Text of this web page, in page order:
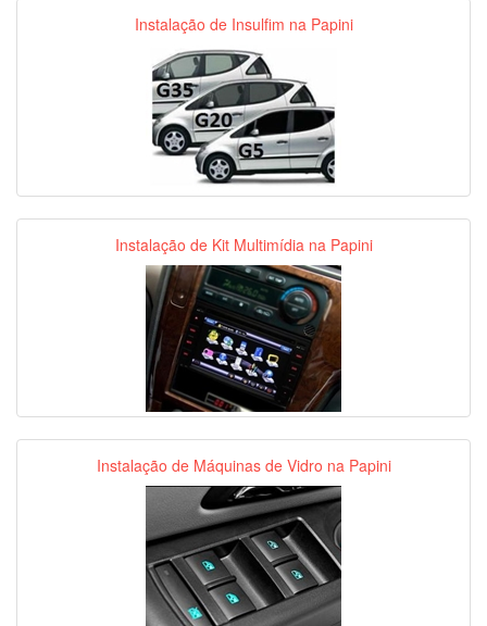
Instalação de Insulfim na Papini
Instalação de Kit Multimídia na Papini
Instalação de Máquinas de Vidro na Papini